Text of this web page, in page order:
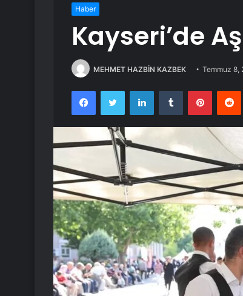
Haber
Kayseri’de
MEHMET HAZBİN KAZBEK Temmuz 8,
FacebookTwitter LinkedInTumblr Pinterest